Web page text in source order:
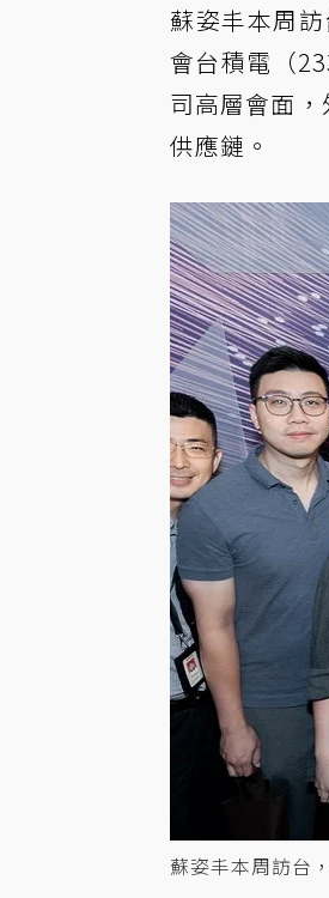
蘇姿丰本周
會台積電（
司高層會面
供應鏈。
蘇姿丰本周訪台